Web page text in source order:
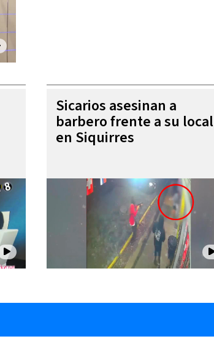
Sicarios asesinan a
barbero frente a su local
en Siquirres